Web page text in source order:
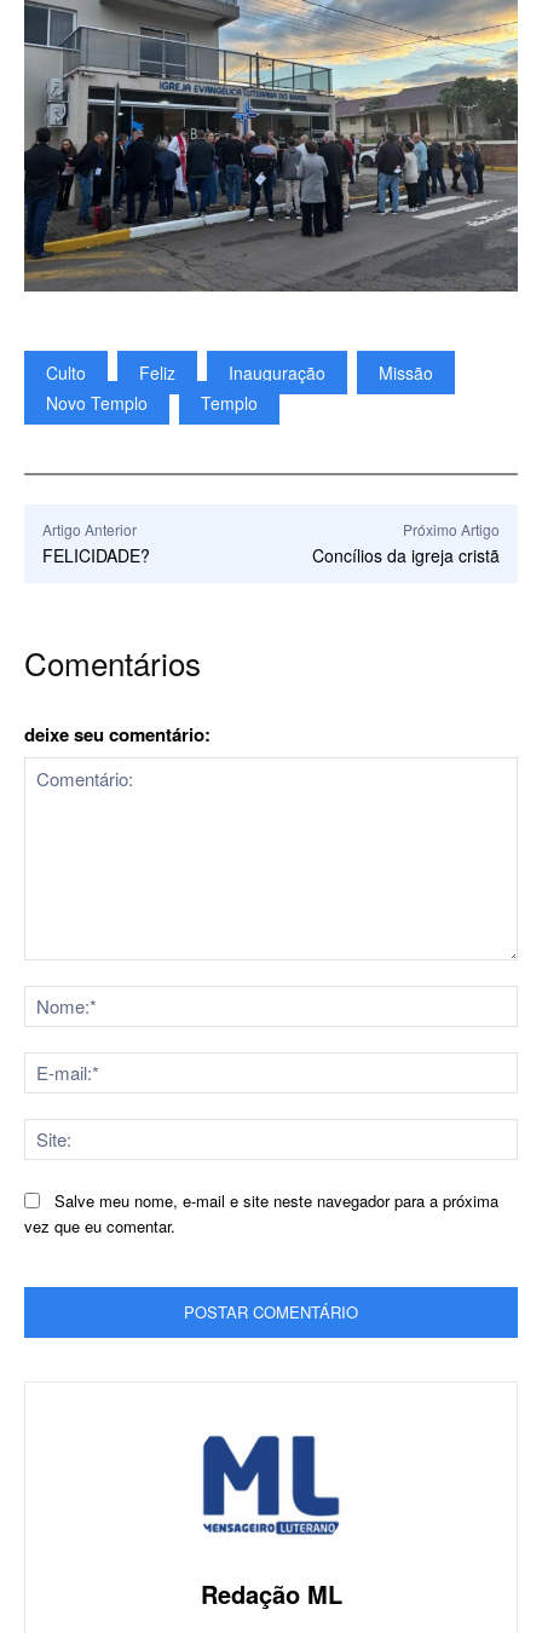
Culto Feliz Inauguração
Missão
Novo Templo
Templo
Artigo Anterior
FELICIDADE?
Próximo Artigo
Concílios da igreja cristã
Comentários
deixe seu comentário:
Salve meu nome, e-mail e site neste navegador para a próxima
vez que eu comentar.
Redação ML